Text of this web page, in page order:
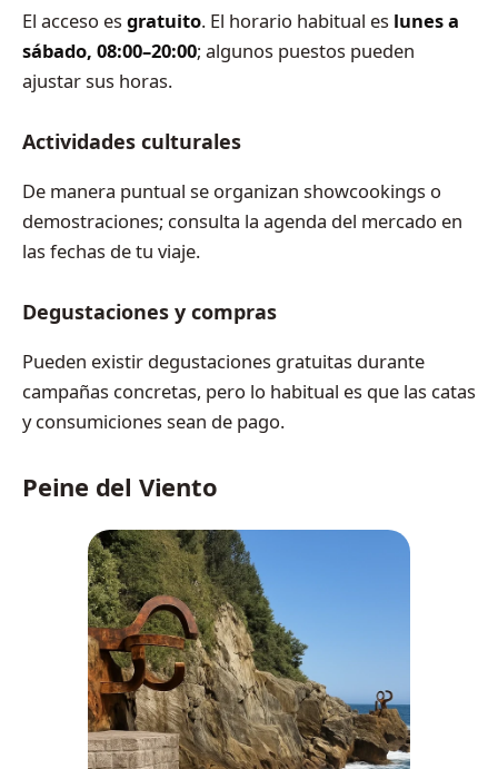
El acceso esgratuito. El horario habitual es lunes a
sábado, 08:00–20:00; algunos puestos pueden
ajustar sus horas.
Actividades culturales
De manera puntual se organizan showcookings o
demostraciones; consulta la agenda del mercado en
las fechas de tu viaje.
Degustaciones y compras
Pueden existir degustaciones gratuitas durante
campañas concretas, pero lo habitual es que las catas
y consumiciones sean de pago.
Peine del Viento